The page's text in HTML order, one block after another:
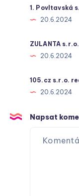
1. Povltavská
20.6.2024
ZULANTA
20.6.2024
105.cz s.r.o.
20.6.2024
Napsat